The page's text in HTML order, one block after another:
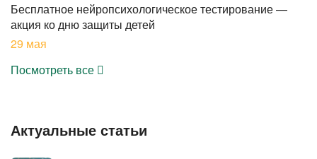
Бесплатное нейропсихологическое тестирование —
акция ко дню защиты детей
29 мая
Посмотреть все
Актуальные статьи